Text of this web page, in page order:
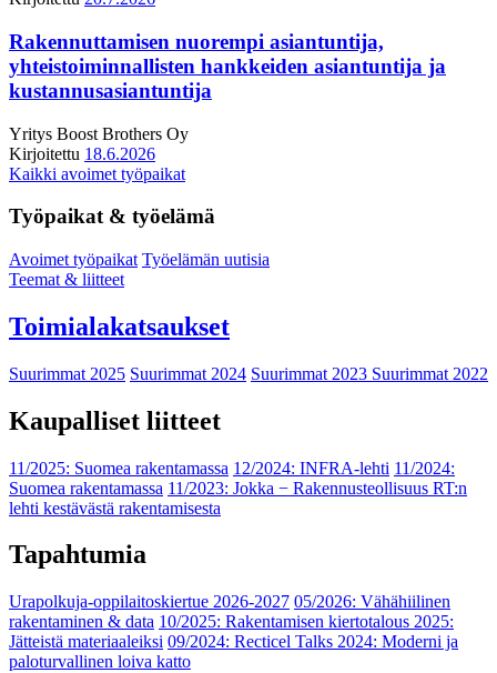
Rakennuttamisen nuorempi asiantuntija,
yhteistoiminnallisten hankkeiden asiantuntija ja
kustannusasiantuntija
Yritys Boost Brothers Oy
Kirjoitettu 18.6.2026
Kaikki avoimet työpaikat
Työpaikat & työelämä
Avoimet työpaikat Työelämän uutisia
Teemat & liitteet
Toimialakatsaukset
Suurimmat 2025 Suurimmat 2024 Suurimmat 2023 Suurimmat 2022
Kaupalliset liitteet
11/2025: Suomea rakentamassa 12/2024: INFRA-lehti 11/2024:
Suomea rakentamassa 11/2023: Jokka − Rakennusteollisuus RT:n
lehti kestävästä rakentamisesta
Tapahtumia
Urapolkuja-oppilaitoskiertue 2026-2027 05/2026: Vähähiilinen
rakentaminen & data 10/2025: Rakentamisen kiertotalous 2025:
Jätteistä materiaaleiksi 09/2024: Recticel Talks 2024: Moderni ja
paloturvallinen loiva katto